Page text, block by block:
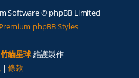
Software © phpBB Limited
Premium phpBB Styles
竹貓星球維護製作
|條款